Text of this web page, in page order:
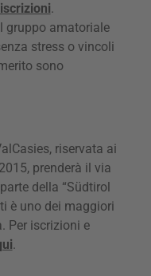
iscrizioni.
gruppo amatoriale
stress o vincoli
sono
riservata ai
prenderà il via
della “Südtirol
è uno dei maggiori
Per iscrizioni e
.